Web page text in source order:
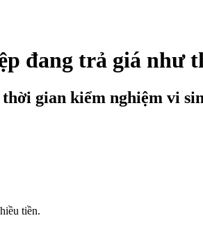
đang trả giá như
gian kiểm nghiệm vi
tiền.